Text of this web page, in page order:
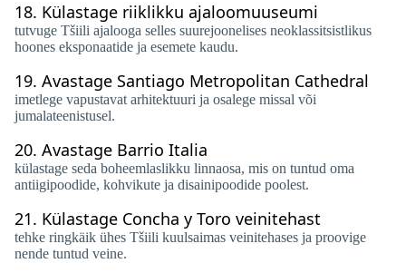
18. Külastage riiklikku ajaloomuuseumi
tutvuge Tšiili ajalooga selles suurejoonelises neoklassitsistlikus
hoones eksponaatide ja esemete kaudu.
19. Avastage Santiago Metropolitan Cathedral
imetlege vapustavat arhitektuuri ja osalege missal või
jumalateenistusel.
20. Avastage Barrio Italia
külastage seda boheemlaslikku linnaosa, mis on tuntud oma
antiigipoodide, kohvikute ja disainipoodide poolest.
21. Külastage Concha y Toro veinitehast
tehke ringkäik ühes Tšiili kuulsaimas veinitehases ja proovige
nende tuntud veine.